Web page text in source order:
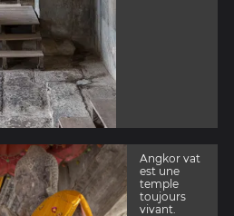
Angkor vat
est une
temple
toujours
vivant.